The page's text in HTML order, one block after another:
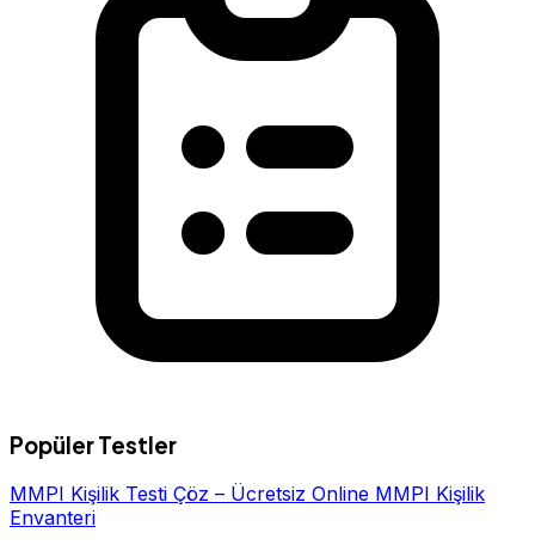
Popüler Testler
MMPI Kişilik Testi Çöz – Ücretsiz Online MMPI Kişilik
Envanteri